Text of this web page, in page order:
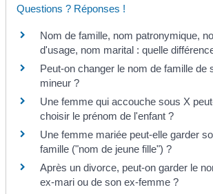
Questions ? Réponses !
Nom de famille, nom patronymique,
d'usage, nom marital : quelle
Peut-on changer le nom de famille de
mineur ?
Une femme qui accouche sous X
choisir le prénom de l'enfant ?
Une femme mariée peut-elle garder
famille ("nom de jeune fille") ?
Après un divorce, peut-on garder le
ex-mari ou de son ex-femme ?